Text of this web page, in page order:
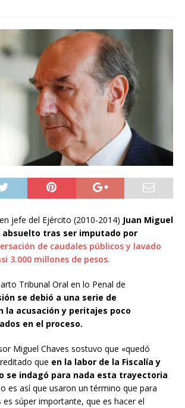
jefe del Ejército (2010-2014) Juan Miguel
absuelto tras ser imputado por
de caudales públicos y lavado
3.000 millones de pesos.
Tribunal Oral en lo Penal de
se debió a una serie de
la acusación y peritajes poco
en el proceso.
Miguel Chaves sostuvo que «quedó
que en la labor de la Fiscalía y
se indagó para nada esta trayectoria
es así que usaron un término que para
súper importante, que es hacer el